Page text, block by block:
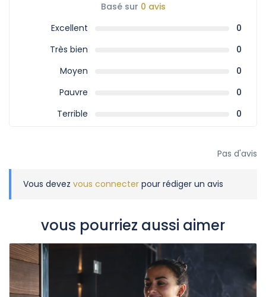
Basé sur 0 avis
Excellent
0
Très bien
0
Moyen
0
Pauvre
0
Terrible
0
Pas d'avis
Vous devez vous connecter pour rédiger un avis
vous pourriez aussi aimer